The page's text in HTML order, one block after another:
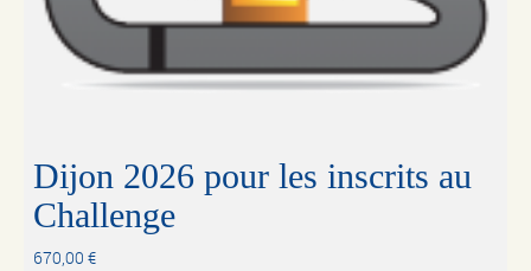
Dijon 2026 pour les inscrits au
Challenge
670,00€